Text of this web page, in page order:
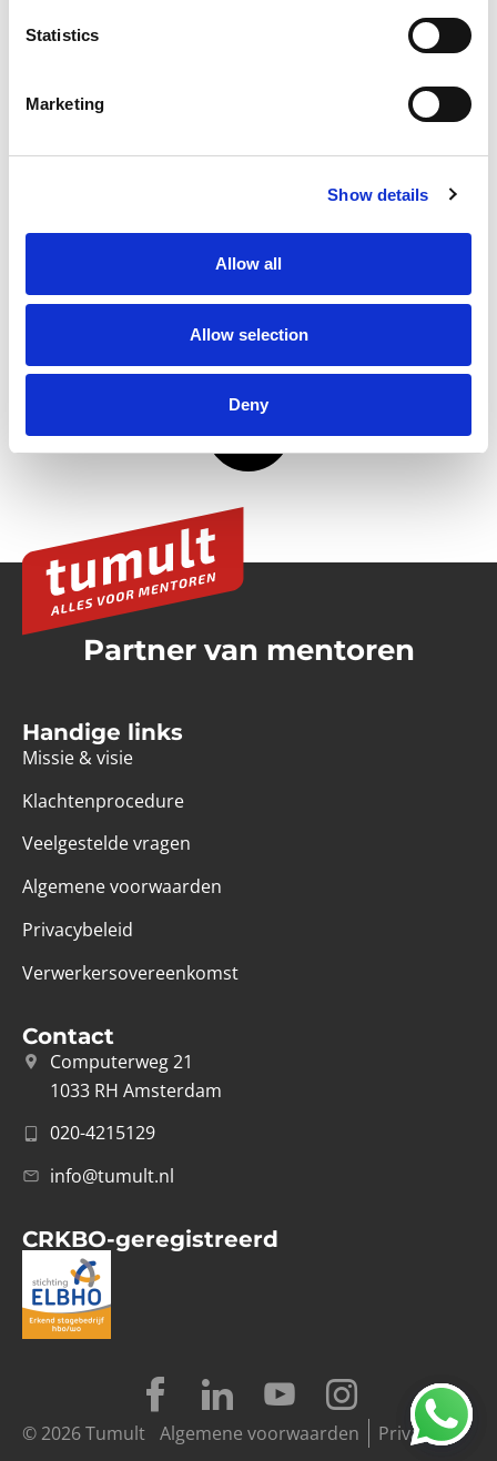
Statistics
Marketing
Show details
Allow all
Allow selection
Deny
Partner van mentoren
Handige links
Missie & visie
Klachtenprocedure
Veelgestelde vragen
Algemene voorwaarden
Privacybeleid
Verwerkersovereenkomst
Contact
Computerweg 21
1033 RH Amsterdam
020-4215129
info@tumult.nl
CRKBO-geregistreerd
© 2026 Tumult Algemene voorwaarden Privacy